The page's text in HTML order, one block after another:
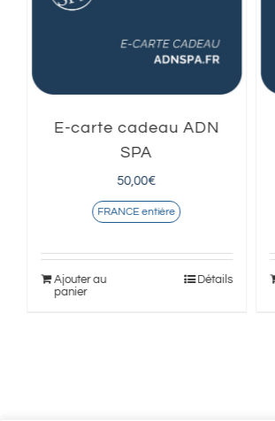
E-carte cadeau ADN
SPA
50,00€
FRANCE entière
Ajouter au
panier
Détails